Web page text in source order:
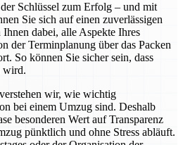
Schlüssel zum Erfolg – und mit
Sie sich auf einen zuverlässigen
dabei, alle Aspekte Ihres
der Terminplanung über das Packen
So können Sie sicher sein, dass
wird.
wir, wie wichtig
bei einem Umzug sind. Deshalb
besonderen Wert auf Transparenz
pünktlich und ohne Stress abläuft.